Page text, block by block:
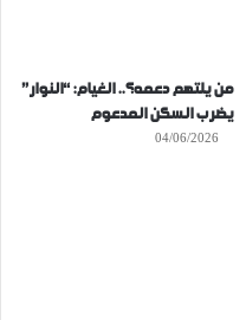
من يلتهم دعمه؟.. الغيام: “النوار”
يضرب السكن المدعوم
04/06/2026